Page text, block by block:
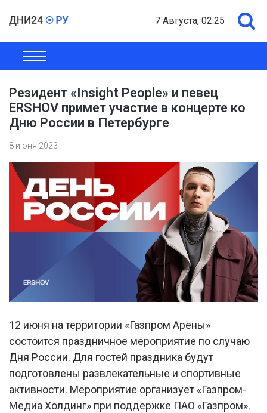
7 Августа, 02:25
ОБЩЕСТВО
Резидент «Insight People» и певец
ERSHOV примет участие в концерте ко
Дню России в Петербурге
8 июня 2023
12 июня на территории «Газпром Арены»
состоится праздничное мероприятие по случаю
Дня России. Для гостей праздника будут
подготовлены развлекательные и спортивные
активности. Мероприятие организует «Газпром-
Медиа Холдинг» при поддержке ПАО «Газпром».